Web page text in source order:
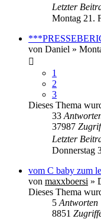
Letzter
Montag 21.
von Daniel »
1
2
3
Dieses Thema
33
37987
Letzter
Donnerstag
vom C baby zum
von maxxboersi »
Dieses Thema
5 Antworten
8851